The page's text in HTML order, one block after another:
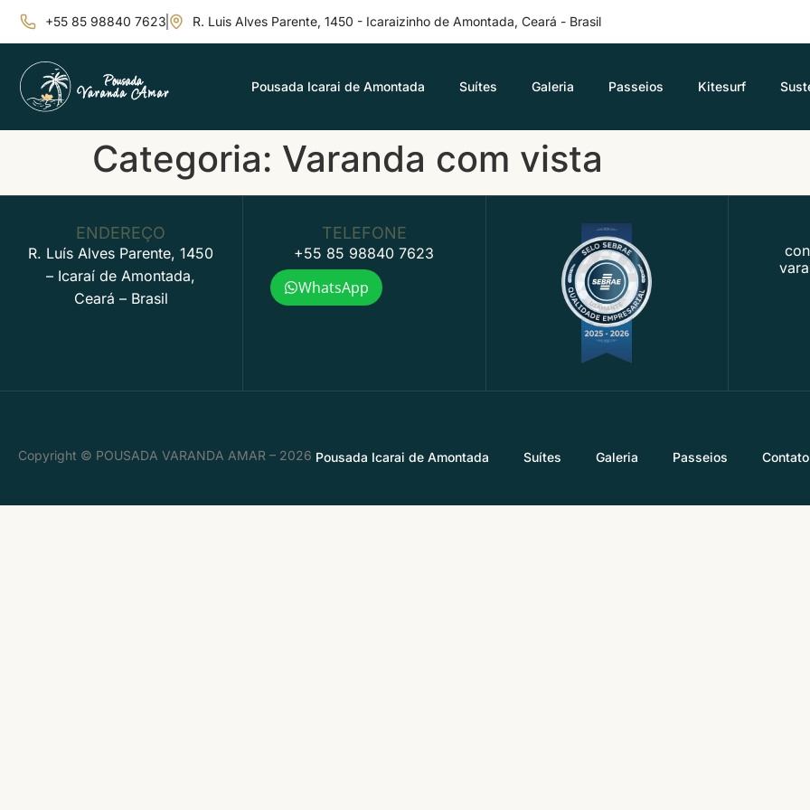
+55 85 98840 7623 R. Luis Alves Parente, 1450 - Icaraizinho de Amontada, Ceará - Brasil
Pousada Icarai de Amontada Suítes Galeria Passeios Kitesurf
Categoria: Varanda com vista
ENDEREÇO
R. Luís Alves Parente, 1450
– Icaraí de Amontada,
Ceará – Brasil
TELEFONE
+55 85 98840 7623
WhatsApp
Copyright © POUSADA VARANDA AMAR – 2026 Pousada Icarai de Amontada Suítes Galeria Passeios Contato